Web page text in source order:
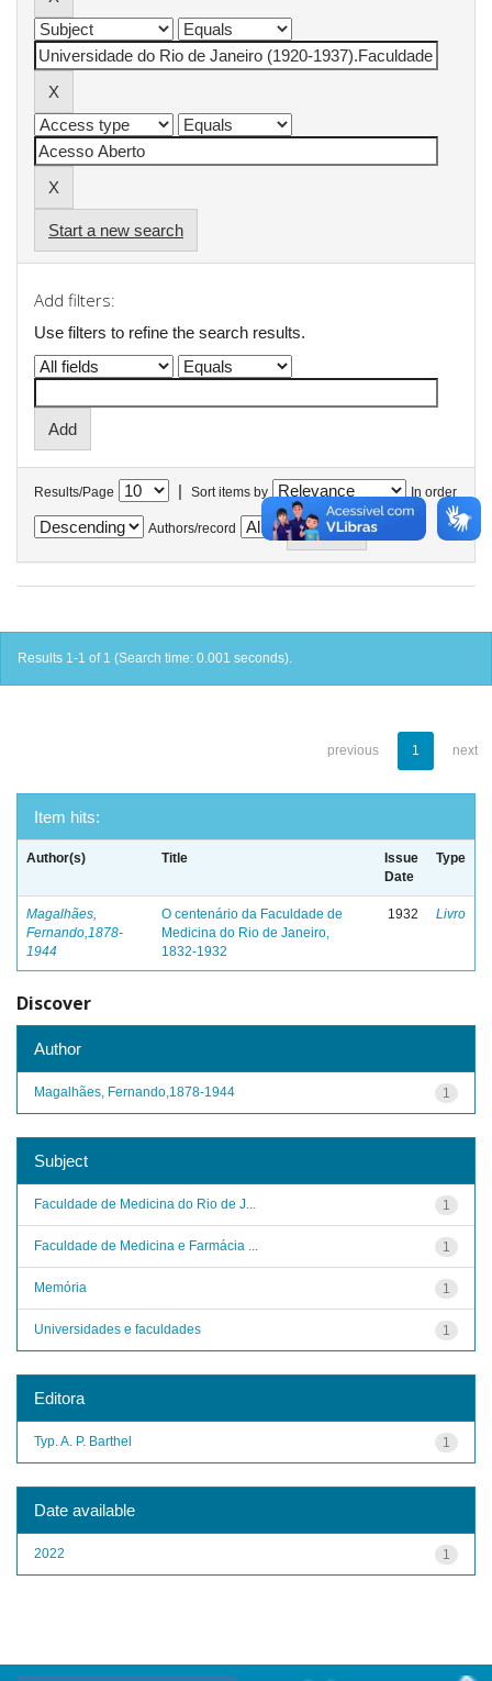
Start a new search
Add filters:
Use filters to refine the search results.
Results/Page | Sort items by In order
Authors/record
Results 1-1 of 1 (Search time: 0.001 seconds).
previous 1 next
Item hits:
Author(s) Title
Issue
Date
Type
Magalhães,
Fernando,1878-
1944
O centenário da Faculdade de
Medicina do Rio de Janeiro,
1832-1932
1932 Livro
Discover
Author
1
Magalhães, Fernando,1878-1944
Subject
1
Faculdade de Medicina do Rio de J...
1
Faculdade de Medicina e Farmácia ...
1
Memória
1
Universidades e faculdades
Editora
1
Typ. A. P. Barthel
Date available
1
2022